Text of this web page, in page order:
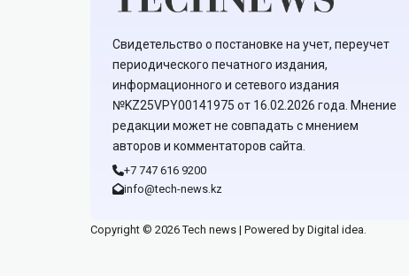
Свидетельство о постановке на учет, переучет
периодического печатного издания,
информационного и сетевого издания
№KZ25VPY00141975 от 16.02.2026 года. Мнение
редакции может не совпадать с мнением
авторов и комментаторов сайта.
+7 747 616 9200
info@tech-news.kz
Copyright © 2026 Tech news | Powered by Digital idea.